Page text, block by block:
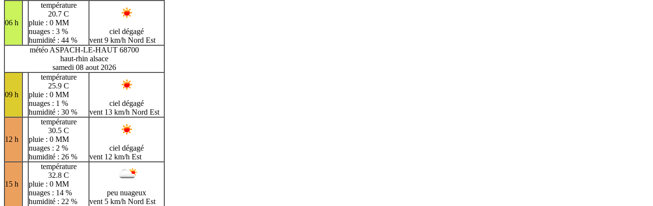
06 h
température
20.7 C
pluie : 0 MM
nuages : 3 %
humidité : 44 %
ciel dégagé
vent 9 km/h Nord Est
météo ASPACH-LE-HAUT 68700
haut-rhin alsace
samedi 08 aout 2026
09 h
température
25.9 C
pluie : 0 MM
nuages : 1 %
humidité : 30 %
ciel dégagé
vent 13 km/h Nord Est
12 h
température
30.5 C
pluie : 0 MM
nuages : 2 %
humidité : 26 %
ciel dégagé
vent 12 km/h Est
15 h
température
32.8 C
pluie : 0 MM
nuages : 14 %
humidité : 22 %
peu nuageux
vent 5 km/h Nord Est